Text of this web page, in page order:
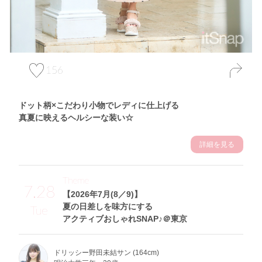
156
ドット柄×こだわり小物でレディに仕上げる
真夏に映えるヘルシーな装い☆
詳細を見る
7.28
Tue
【2026年7月(8／9)】
夏の日差しを味方にする
アクティブおしゃれSNAP♪＠東京
Theme
ドリッシー野田未結サン (164cm)